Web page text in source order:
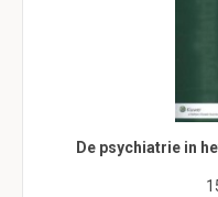
De psychiatrie in